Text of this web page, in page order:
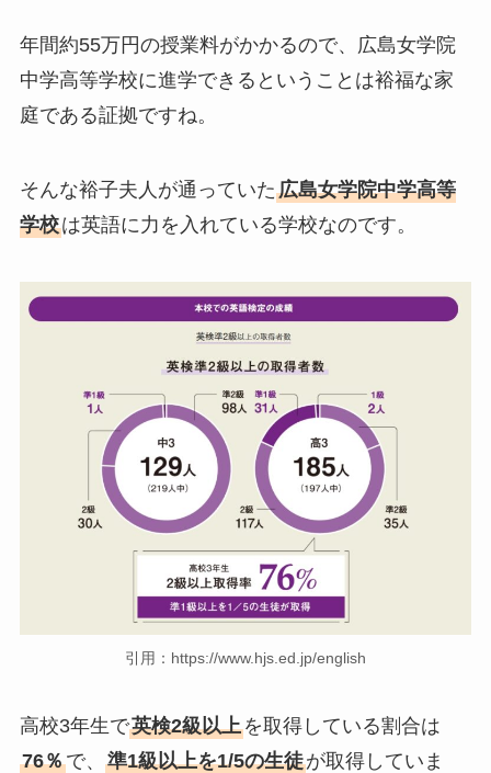
年間約55万円の授業料がかかるので、広島女学院
中学高等学校に進学できるということは裕福な家
庭である証拠ですね。
そんな裕子夫人が通っていた広島女学院中学高等
学校は英語に力を入れている学校なのです。
引用：https://www.hjs.ed.jp/english
高校3年生で英検2級以上を取得している割合は
76％で、 準1級以上を1/5の生徒が取得していま